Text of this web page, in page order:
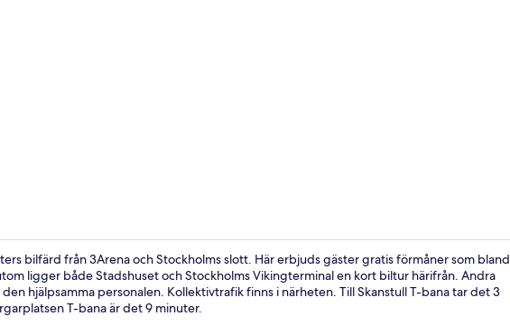
bilfärd från 3Arena och Stockholms slott. Här erbjuds gäster gratis förmåner som bland
ligger både Stadshuset och Stockholms Vikingterminal en kort biltur härifrån. Andra
hjälpsamma personalen. Kollektivtrafik finns i närheten. Till Skanstull T-bana tar det 3
T-bana är det 9 minuter.